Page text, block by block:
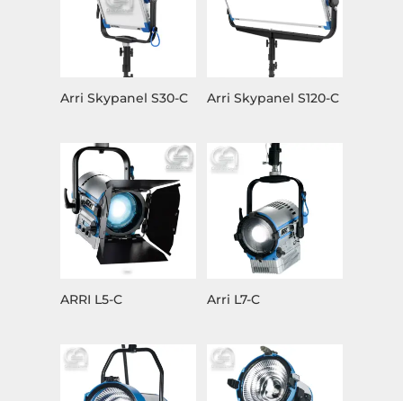
Arri Skypanel S30-C Arri Skypanel S120-C
ARRI L5-C Arri L7-C